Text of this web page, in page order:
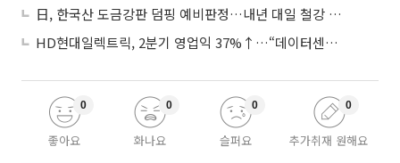
日, 한국산 도금강판 덤핑 예비판정…내년 대일 철강 수출 ‘빨간불’
HD현대일렉트릭, 2분기 영업익 37%↑…“데이터센터 사업, 새로운 성장 축”
좋아요
0
화나요
0
슬퍼요
0
추가취재 원해요
0